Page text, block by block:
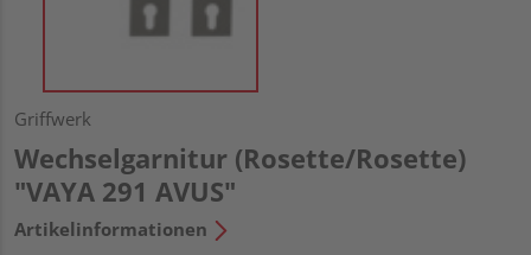
Griffwerk
Wechselgarnitur (Rosette/Rosette)
"VAYA 291 AVUS"
Artikelinformationen